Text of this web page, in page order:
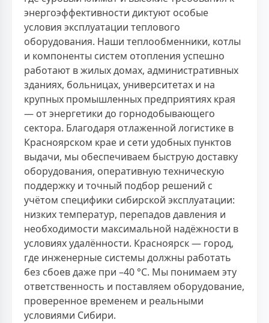
энергоэффективности диктуют особые
условия эксплуатации теплового
оборудования. Наши теплообменники, котлы
и компоненты систем отопления успешно
работают в жилых домах, административных
зданиях, больницах, университетах и на
крупных промышленных предприятиях края
— от энергетики до горнодобывающего
сектора. Благодаря отлаженной логистике в
Красноярском крае и сети удобных пунктов
выдачи, мы обеспечиваем быструю доставку
оборудования, оперативную техническую
поддержку и точный подбор решений с
учётом специфики сибирской эксплуатации:
низких температур, перепадов давления и
необходимости максимальной надёжности в
условиях удалённости. Красноярск — город,
где инженерные системы должны работать
без сбоев даже при –40 °C. Мы понимаем эту
ответственность и поставляем оборудование,
проверенное временем и реальными
условиями Сибири.